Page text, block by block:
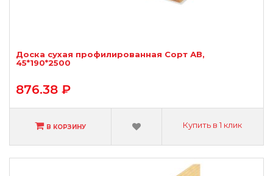
Доска сухая профилированная Сорт АВ,
45*190*2500
876.38 ₽
В КОРЗИНУ Купить в 1 клик